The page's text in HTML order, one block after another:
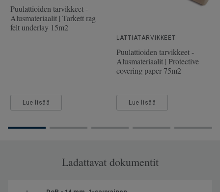
Puulaji
Pituus
3.5 mm
19 cm
Puulattioiden tarvikkeet -
Alusmateriaalit | Tarkett rag
felt underlay 15m2
Lue lisää
LATTIATARVIKKEET
Puulattioiden tarvikkeet -
Alusmateriaalit | Protective
covering paper 75m2
Lue lisää
Ladattavat dokumentit